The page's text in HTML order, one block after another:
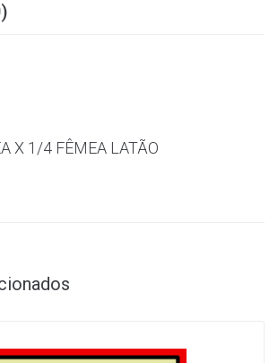
X 1/4 FÊMEA LATÃO